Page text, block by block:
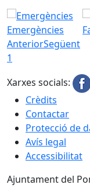
Emergències
AnteriorSegüent
1
Xarxes socials:
Crèdits
Contactar
Protecció de
Avís legal
Accessibilitat
Ajuntament del